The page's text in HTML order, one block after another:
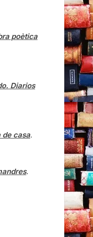
poètica
Diarios
de casa.
.